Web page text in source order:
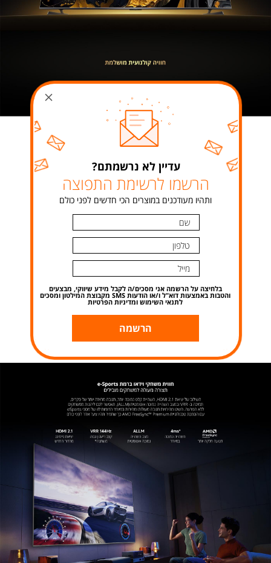
עדיין לא נרשמתם?
הרשמו לרשימת התפוצה
ותהיו מעודכנים במוצרים הכי חדשים לפני כולם
בלחיצה על הרשמה אני מסכים/ה לקבל מידע שיווקי, מבצעים
והטבות באמצעות דוא"ל ו/או הודעות SMS מקבוצת המילטון ומסכים
לתנאי השימוש ומדיניות הפרטיות